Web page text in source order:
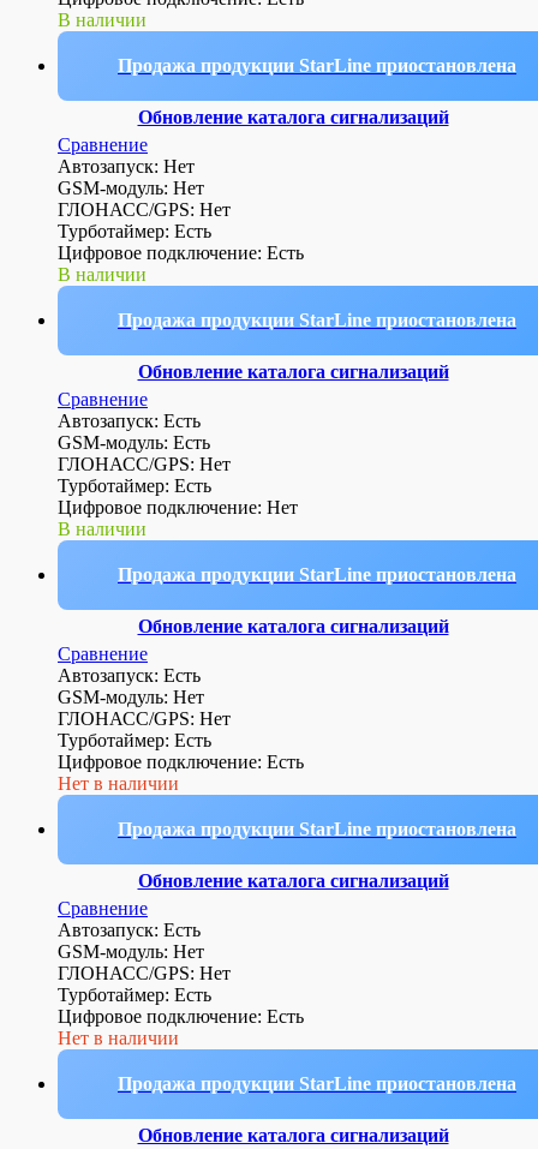
В наличии
Продажа продукции StarLine приостановлена
Обновление каталога сигнализаций
Сравнение
Автозапуск: Нет
GSM-модуль: Нет
ГЛОНАСС/GPS: Нет
Турботаймер: Есть
Цифровое подключение: Есть
В наличии
Продажа продукции StarLine приостановлена
Обновление каталога сигнализаций
Сравнение
Автозапуск: Есть
GSM-модуль: Есть
ГЛОНАСС/GPS: Нет
Турботаймер: Есть
Цифровое подключение: Нет
В наличии
Продажа продукции StarLine приостановлена
Обновление каталога сигнализаций
Сравнение
Автозапуск: Есть
GSM-модуль: Нет
ГЛОНАСС/GPS: Нет
Турботаймер: Есть
Цифровое подключение: Есть
Нет в наличии
Продажа продукции StarLine приостановлена
Обновление каталога сигнализаций
Сравнение
Автозапуск: Есть
GSM-модуль: Нет
ГЛОНАСС/GPS: Нет
Турботаймер: Есть
Цифровое подключение: Есть
Нет в наличии
Продажа продукции StarLine приостановлена
Обновление каталога сигнализаций